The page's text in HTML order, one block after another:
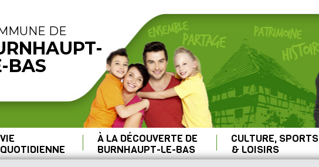
DE
BAS
VIE
QUOTIDIENNE
À LA DÉCOUVERTE DE
BURNHAUPT-LE-BAS
CULTURE, SPORTS
& LOISIRS